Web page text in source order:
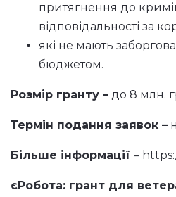
притягнення до
відповідальності за
які не мають
бюджетом.
Розмір гранту – до 8 млн.
Термін подання заявок –
Більше інформації –
єРобота: грант для